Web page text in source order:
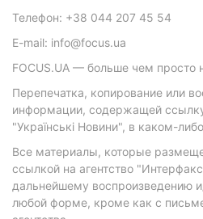
Телефон: +38 044 207 45 54
E-mail: info@focus.ua
FOCUS.UA — больше чем просто
Перепечатка, копирование или
информации, содержащей
"Українські Новини", в каком-
Все материалы, которые
ссылкой на агентство
дальнейшему воспроизведению
любой форме, кроме как с